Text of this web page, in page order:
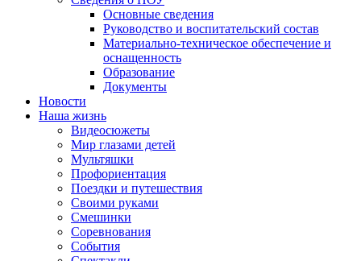
Основные сведения
Руководство и воспитательский состав
Материально-техническое обеспечение и
оснащенность
Образование
Документы
Новости
Наша жизнь
Видеосюжеты
Мир глазами детей
Мультяшки
Профориентация
Поездки и путешествия
Своими руками
Смешинки
Соревнования
События